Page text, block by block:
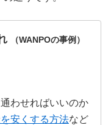
（WANPOの事例）
わせればいいのか
安くする方法など